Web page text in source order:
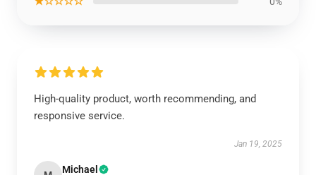
High-quality product, worth recommending, and
responsive service.
Jan 19, 2025
Michael